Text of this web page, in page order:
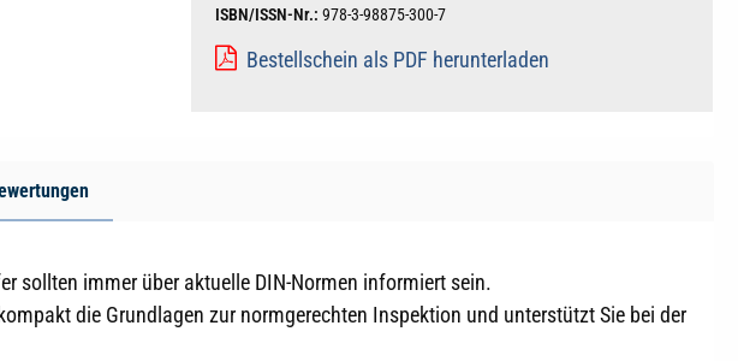
ISBN/ISSN-Nr.: 978-3-98875-300-7
Bestellschein als PDF herunterladen
sollten immer über aktuelle DIN-Normen informiert sein.
die Grundlagen zur normgerechten Inspektion und unterstützt Sie bei der